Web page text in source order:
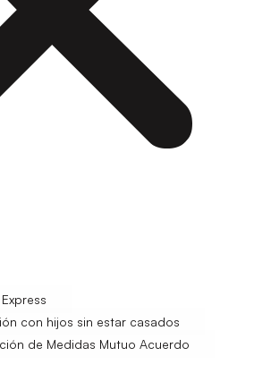
con hijos sin estar casados
de Medidas Mutuo Acuerdo